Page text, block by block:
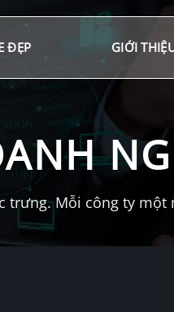
ĐẸP GIỚI
trưng. Mỗi công ty